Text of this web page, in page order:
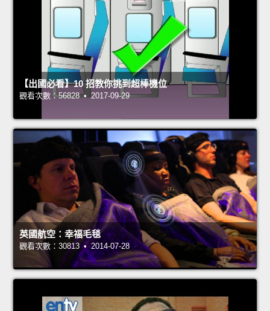
【出國必看】10 招教你挑到超棒機位
觀看次數：56828 • 2017-09-29
英國航空：幸福毛毯
觀看次數：30813 • 2014-07-28